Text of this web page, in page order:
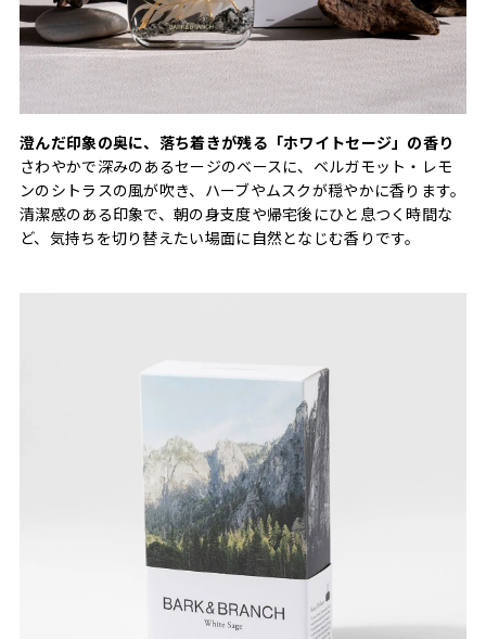
澄んだ印象の奥に、落ち着きが残る「ホワイトセージ」の香り
さわやかで深みのあるセージのベースに、ベルガモット・レモ
ンのシトラスの風が吹き、ハーブやムスクが穏やかに香ります。
清潔感のある印象で、朝の身支度や帰宅後にひと息つく時間な
ど、気持ちを切り替えたい場面に自然となじむ香りです。